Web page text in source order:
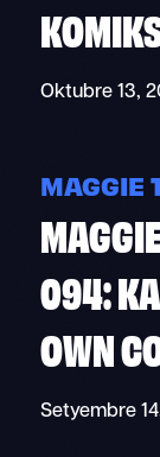
Oktubre 13,
MAGGIE
094:
OWN
Setyembre